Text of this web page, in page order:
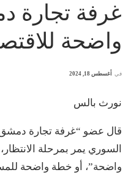
غرفة تجارة
واضحة
في أغسطس 18, 2024
نورث بالس
قال عضو “غرفة تجارة
السوري يمر بمرحلة
واضحة”، أو خطة واضحة